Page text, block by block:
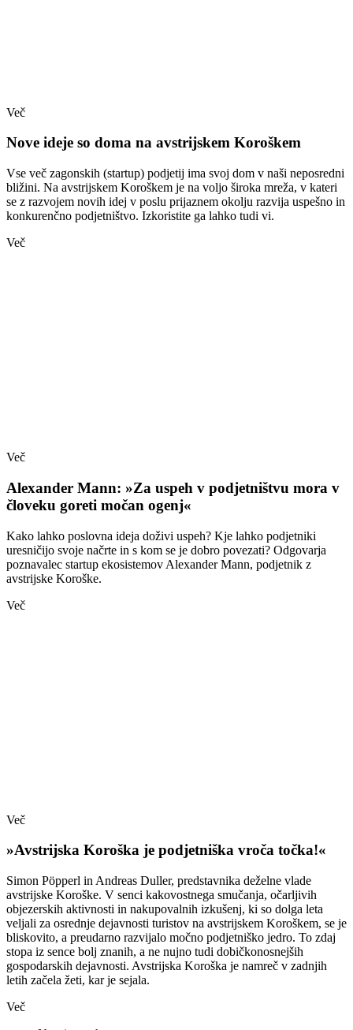
Več
Nove ideje so doma na avstrijskem Koroškem
Vse več zagonskih (startup) podjetij ima svoj dom v naši neposredni
bližini. Na avstrijskem Koroškem je na voljo široka mreža, v kateri
se z razvojem novih idej v poslu prijaznem okolju razvija uspešno in
konkurenčno podjetništvo. Izkoristite ga lahko tudi vi.
Več
Več
Alexander Mann: »Za uspeh v podjetništvu mora v
človeku goreti močan ogenj«
Kako lahko poslovna ideja doživi uspeh? Kje lahko podjetniki
uresničijo svoje načrte in s kom se je dobro povezati? Odgovarja
poznavalec startup ekosistemov Alexander Mann, podjetnik z
avstrijske Koroške.
Več
Več
»Avstrijska Koroška je podjetniška vroča točka!«
Simon Pöpperl in Andreas Duller, predstavnika deželne vlade
avstrijske Koroške. V senci kakovostnega smučanja, očarljivih
objezerskih aktivnosti in nakupovalnih izkušenj, ki so dolga leta
veljali za osrednje dejavnosti turistov na avstrijskem Koroškem, se je
bliskovito, a preudarno razvijalo močno podjetniško jedro. To zdaj
stopa iz sence bolj znanih, a ne nujno tudi dobičkonosnejših
gospodarskih dejavnosti. Avstrijska Koroška je namreč v zadnjih
letih začela žeti, kar je sejala.
Več